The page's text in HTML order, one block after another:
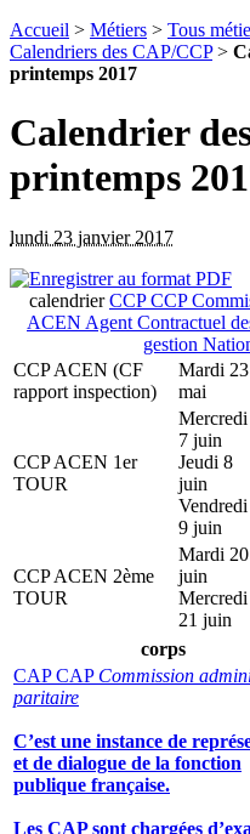
Accueil > Métiers > Tous
Calendriers des CAP/CCP>
printemps 2017
Calendrier
printemps
lundi 23 janvier 2017
calendrierCCP CCP
ACEN Agent Contractuel
gestion
CCP ACEN (CF
rapport inspection)
Mardi 23
mai
CCP ACEN 1er
TOUR
Mercredi
7 juin
Jeudi 8
juin
Vendredi
9 juin
CCP ACEN 2ème
TOUR
Mardi 20
juin
Mercredi
21 juin
corps
CAP CAP Commission
paritaire
C’est une instance de
et de dialogue de la fonction
publique française.
Les CAP sont chargées